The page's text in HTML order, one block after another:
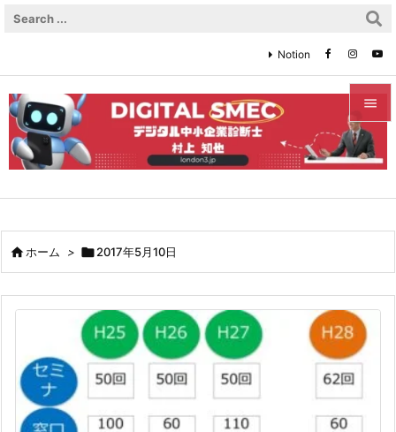


メニュ


次へ

検索
Notion
ホーム > 2017年5月10日